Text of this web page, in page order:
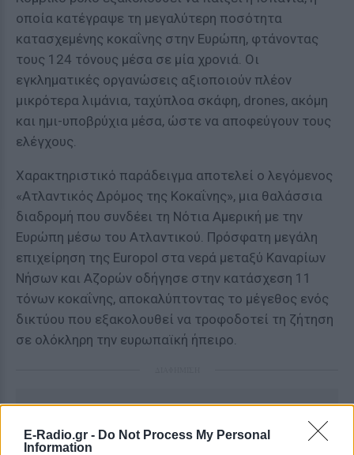
E-Radio.gr - Do Not Process My Personal
Information
οποία κατέγραψε τη μεγαλύτερη ποσότητα
κατασχεμένης κοκαΐνης στην Ευρώπη, φτάνοντας
τους 124 τόνους μέσα σε μία χρονιά. Οι
εγκληματικές οργανώσεις αξιοποιούν πλέον
μικρότερα λιμάνια, ταχύπλοα σκάφη, drones, ακόμη
και ημι-υποβρύχια μέσα, ώστε να αποφεύγουν τους
ελέγχους.
Χαρακτηριστικό παράδειγμα αποτελεί ο λεγόμενος
«Ατλαντικός Δρόμος της Κοκαΐνης», μια θαλάσσια
διαδρομή που συνδέει τη Νότια Αμερική με την
Ευρώπη μέσω του Ατλαντικού. Πρόσφατη μεγάλη
επιχείρηση της Europol στα νερά μεταξύ Καναρίων
Νήσων και Αζορών οδήγησε στην κατάσχεση 11
τόνων κοκαΐνης, αποκαλύπτοντας το μέγεθος ενός
δικτύου που εξακολουθεί να τροφοδοτεί τη ζήτηση
σε ολόκληρη την ευρωπαϊκή ήπειρο.